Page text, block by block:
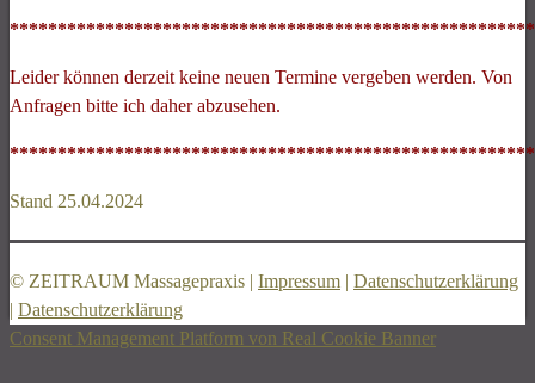
Leider können derzeit keine neuen Termine vergeben werden. Von
Anfragen bitte ich daher abzusehen.
Stand 25.04.2024
© ZEITRAUM Massagepraxis | Impressum | Datenschutzerklärung
| Datenschutzerklärung
Consent Management Platform von Real Cookie Banner